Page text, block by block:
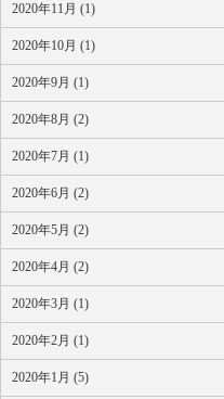
2020年11月 (1)
2020年10月 (1)
2020年9月 (1)
2020年8月 (2)
2020年7月 (1)
2020年6月 (2)
2020年5月 (2)
2020年4月 (2)
2020年3月 (1)
2020年2月 (1)
2020年1月 (5)